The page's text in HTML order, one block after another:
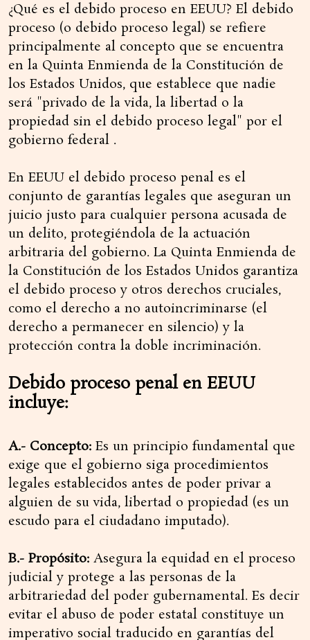
¿Qué es el debido proceso en EEUU? El debido
proceso (o debido proceso legal) se refiere
principalmente al concepto que se encuentra
en la Quinta Enmienda de la Constitución de
los Estados Unidos, que establece que nadie
será "privado de la vida, la libertad o la
propiedad sin el debido proceso legal" por el
gobierno federal .
En EEUU el debido proceso penal es el
conjunto de garantías legales que aseguran un
juicio justo para cualquier persona acusada de
un delito, protegiéndola de la actuación
arbitraria del gobierno. La Quinta Enmienda de
la Constitución de los Estados Unidos garantiza
el debido proceso y otros derechos cruciales,
como el derecho a no autoincriminarse (el
derecho a permanecer en silencio) y la
protección contra la doble incriminación.
Debido proceso penal en EEUU
incluye:
A.- Concepto: Es un principio fundamental que
exige que el gobierno siga procedimientos
legales establecidos antes de poder privar a
alguien de su vida, libertad o propiedad (es un
escudo para el ciudadano imputado).
B.- Propósito: Asegura la equidad en el proceso
judicial y protege a las personas de la
arbitrariedad del poder gubernamental. Es decir
evitar el abuso de poder estatal constituye un
imperativo social traducido en garantías del